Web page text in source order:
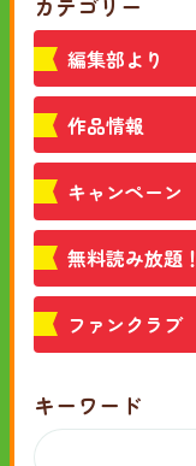
編集部より
作品情報
キャンペーン
無料読み放題！
ファンクラブ
キーワード